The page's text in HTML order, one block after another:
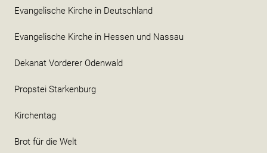
Evangelische Kirche in Deutschland
Evangelische Kirche in Hessen und Nassau
Dekanat Vorderer Odenwald
Propstei Starkenburg
Kirchentag
Brot für die Welt